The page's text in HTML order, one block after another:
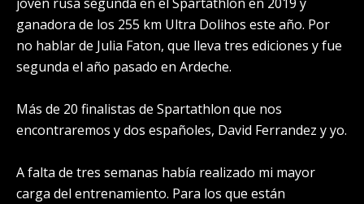
ganadora de los 255 km Ultra Dolihos este año. Por
no hablar de Julia Faton, que lleva tres ediciones y fue
segunda el año pasado en Ardeche.
Más de 20 finalistas de Spartathlon que nos
encontraremos y dos españoles, David Ferrandez y yo.
A falta de tres semanas había realizado mi mayor
carga del entrenamiento. Para los que están